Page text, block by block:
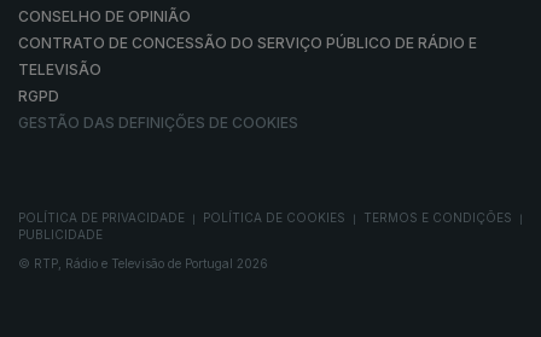
CONSELHO DE OPINIÃO
CONTRATO DE CONCESSÃO DO SERVIÇO PÚBLICO DE RÁDIO E
TELEVISÃO
RGPD
GESTÃO DAS DEFINIÇÕES DE COOKIES
POLÍTICA DE PRIVACIDADE POLÍTICA DE COOKIES TERMOS E CONDIÇÕES
PUBLICIDADE
© RTP, Rádio e Televisão de Portugal 2026